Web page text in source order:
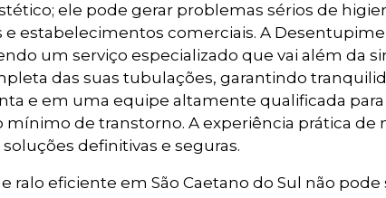
ele pode gerar problemas sérios de
estabelecimentos comerciais. A
um serviço especializado que vai além da
das suas tubulações, garantindo
e em uma equipe altamente qualificada
mínimo de transtorno. A experiência prática
definitivas e seguras.
eficiente em São Caetano do Sul não pode